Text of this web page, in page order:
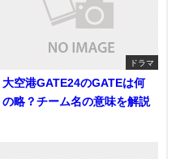
ドラマ
大空港GATE24のGATEは何
の略？チーム名の意味を解説